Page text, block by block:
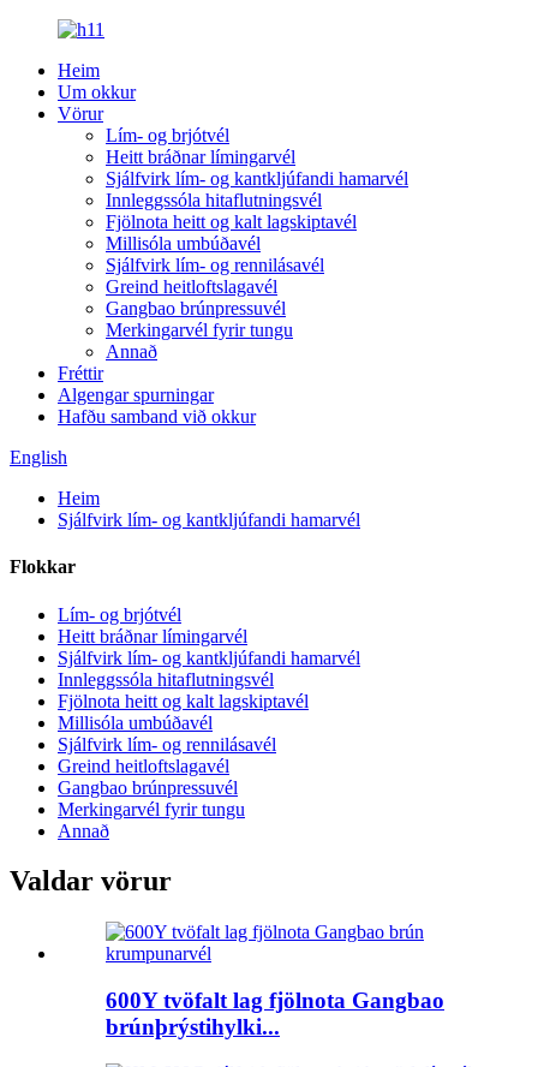
Heim
Um okkur
Vörur
Lím- og brjótvél
Heitt bráðnar límingarvél
Sjálfvirk lím- og kantkljúfandi hamarvél
Innleggssóla hitaflutningsvél
Fjölnota heitt og kalt lagskiptavél
Millisóla umbúðavél
Sjálfvirk lím- og rennilásavél
Greind heitloftslagavél
Gangbao brúnpressuvél
Merkingarvél fyrir tungu
Annað
Fréttir
Algengar spurningar
Hafðu samband við okkur
English
Heim
Sjálfvirk lím- og kantkljúfandi hamarvél
Flokkar
Lím- og brjótvél
Heitt bráðnar límingarvél
Sjálfvirk lím- og kantkljúfandi hamarvél
Innleggssóla hitaflutningsvél
Fjölnota heitt og kalt lagskiptavél
Millisóla umbúðavél
Sjálfvirk lím- og rennilásavél
Greind heitloftslagavél
Gangbao brúnpressuvél
Merkingarvél fyrir tungu
Annað
Valdar vörur
600Y tvöfalt lag fjölnota Gangbao
brúnþrýstihylki...